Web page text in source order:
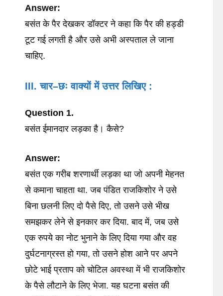
Answer:
बसंत के पैर देखकर डॉक्टर ने कहा कि पैर की हड्डी
टूट गई लगती है और उसे अभी अस्पताल ले जाना
चाहिए.
III. चार–छः वाक्यों में उत्तर लिखिए :
Question 1.
बसंत ईमानदार लड़का है। कैसे?
Answer:
बसंत एक गरीब शरणार्थी लड़का था जो अपनी मेहनत
से कमाना चाहता था. जब पंडित राजकिशोर ने उसे
बिना छलनी लिए दो पैसे दिए, तो उसने उसे भीख
समझकर लेने से इनकार कर दिया. बाद में, जब उसे
एक रुपये का नोट भुनाने के लिए दिया गया और वह
दुर्घटनाग्रस्त हो गया, तो उसने होश आने पर अपने
छोटे भाई प्रताप को चोटिल अवस्था में भी राजकिशोर
के पैसे लौटाने के लिए भेजा. यह घटना बसंत की